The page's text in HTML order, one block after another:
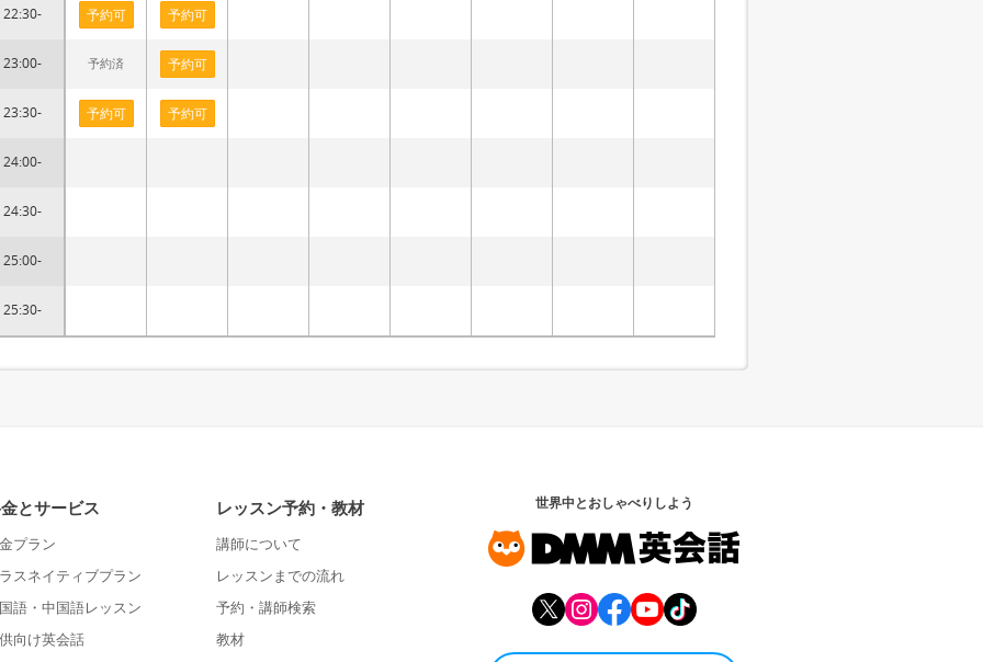
22:30-
23:00-
23:30-
24:00-
24:30-
25:00-
25:30-
予約可
予約済
予約可
予約可
予約可
予約可
とサービス
プラン
スネイティブプラン
語・中国語レッスン
向け英会話
レッスン予約・教材
講師について
レッスンまでの流れ
予約・講師検索
教材
世界中とおしゃべりしよう